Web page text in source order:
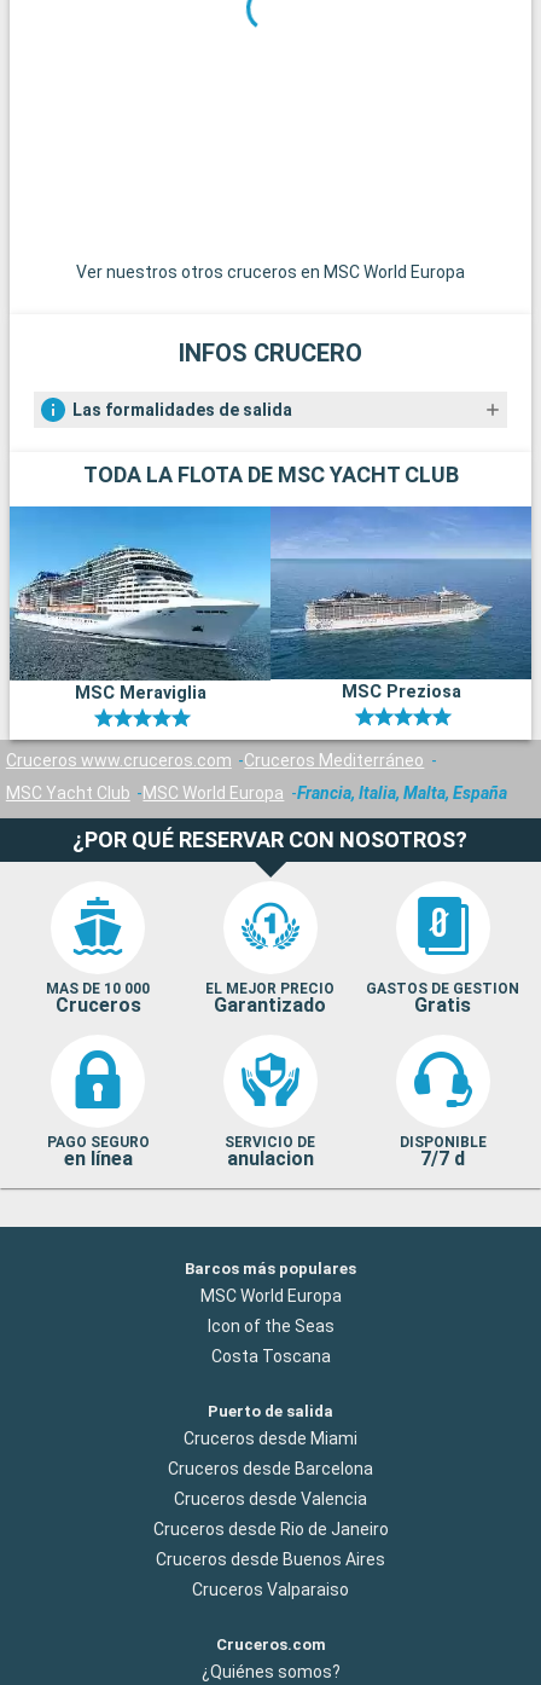
Ver nuestros otros cruceros en MSC World Europa
INFOS CRUCERO
Las formalidades de salida
TODA LA FLOTA DE MSC YACHT CLUB
MSC Meraviglia MSC Preziosa
Cruceros www.cruceros.com
Cruceros Mediterráneo
MSC Yacht Club
MSC World Europa Francia, Italia, Malta, España
¿POR QUÉ RESERVAR CON NOSOTROS?
MAS DE 10 000
Cruceros
EL MEJOR PRECIO
Garantizado
GASTOS DE GESTION
Gratis
PAGO SEGURO
en línea
SERVICIO DE
anulacion
DISPONIBLE
7/7 d
Barcos más populares
MSC World Europa
Icon of the Seas
Costa Toscana
Puerto de salida
Cruceros desde Miami
Cruceros desde Barcelona
Cruceros desde Valencia
Cruceros desde Rio de Janeiro
Cruceros desde Buenos Aires
Cruceros Valparaiso
Cruceros.com
¿Quiénes somos?